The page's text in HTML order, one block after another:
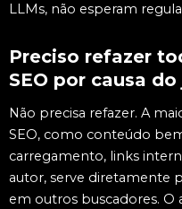
LLMs, não esperam
Preciso refazer
SEO por causa
Não precisa refazer. A
SEO, como conteúdo
carregamento, links
autor, serve diretamente
em outros buscadores. O